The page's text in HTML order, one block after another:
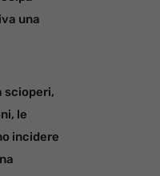
una
scioperi,
le
incidere